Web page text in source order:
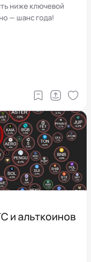
ниже ключевой
дно — шанс года!
и альткоинов